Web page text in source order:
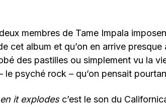
membres de Tame Impala
cet album et qu’on en arrive presque
des pastilles ou simplement vu la
le psyché rock – qu’on pensait
it explodesc’est le son du